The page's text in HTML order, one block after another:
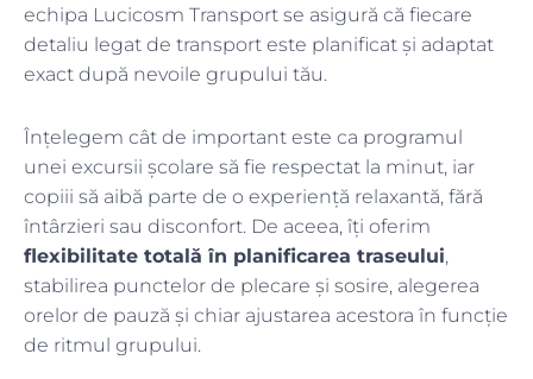
echipa Lucicosm Transport se asigură că fiecare
detaliu legat de transport este planificat și adaptat
exact după nevoile grupului tău.
Înțelegem cât de important este ca programul
unei excursii școlare să fie respectat la minut, iar
copiii să aibă parte de o experiență relaxantă, fără
întârzieri sau disconfort. De aceea, îți oferim
flexibilitate totală în planificarea traseului,
stabilirea punctelor de plecare și sosire, alegerea
orelor de pauză și chiar ajustarea acestora în funcție
de ritmul grupului.